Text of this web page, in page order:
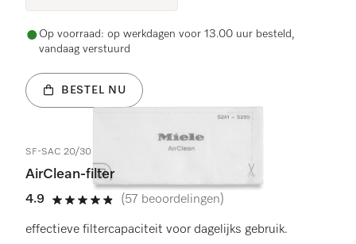
Op voorraad: op werkdagen voor 13.00 uur besteld,
vandaag verstuurd
BESTEL NU
SF-SAC 20/30
AirClean-filter
4.9
4.9 sterren op 5
(57 beoordelingen)
effectieve filtercapaciteit voor dagelijks gebruik.